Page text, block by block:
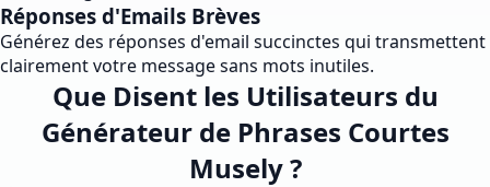
Réponses d'Emails Brèves
Générez des réponses d'email succinctes qui transmettent
clairement votre message sans mots inutiles.
Que Disent les Utilisateurs du
Générateur de Phrases Courtes
Musely ?